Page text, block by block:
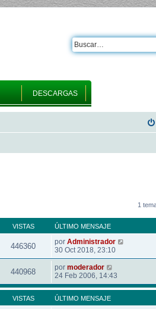
DESCARGAS
1
VISTAS ÚLTIMO MENSAJE
446360 por Administrador
30 Oct 2018, 23:10
440968 por moderador
24 Feb 2006, 14:43
VISTAS ÚLTIMO MENSAJE